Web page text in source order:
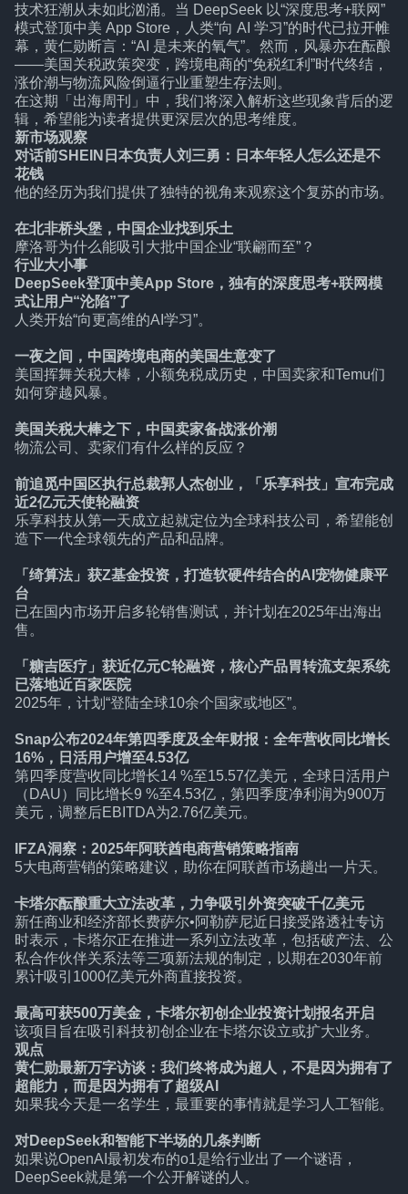
技术狂潮从未如此汹涌。当 DeepSeek 以“深度思考+联网”
模式登顶中美 App Store，人类“向 AI 学习”的时代已拉开帷
幕，黄仁勋断言：“AI 是未来的氧气”。然而，风暴亦在酝酿
——美国关税政策突变，跨境电商的“免税红利”时代终结，
涨价潮与物流风险倒逼行业重塑生存法则。
在这期「出海周刊」中，我们将深入解析这些现象背后的逻
辑，希望能为读者提供更深层次的思考维度。
新市场观察
对话前SHEIN日本负责人刘三勇：日本年轻人怎么还是不
花钱
他的经历为我们提供了独特的视角来观察这个复苏的市场。
在北非桥头堡，中国企业找到乐土
摩洛哥为什么能吸引大批中国企业“联翩而至”？
行业大小事
DeepSeek登顶中美App Store，独有的深度思考+联网模
式让用户“沦陷”了
人类开始“向更高维的AI学习”。
一夜之间，中国跨境电商的美国生意变了
美国挥舞关税大棒，小额免税成历史，中国卖家和Temu们
如何穿越风暴。
美国关税大棒之下，中国卖家备战涨价潮
物流公司、卖家们有什么样的反应？
前追觅中国区执行总裁郭人杰创业，「乐享科技」宣布完成
近2亿元天使轮融资
乐享科技从第一天成立起就定位为全球科技公司，希望能创
造下一代全球领先的产品和品牌。
「绮算法」获Z基金投资，打造软硬件结合的AI宠物健康平
台
已在国内市场开启多轮销售测试，并计划在2025年出海出
售。
「糖吉医疗」获近亿元C轮融资，核心产品胃转流支架系统
已落地近百家医院
2025年，计划“登陆全球10余个国家或地区”。
Snap公布2024年第四季度及全年财报：全年营收同比增长
16%，日活用户增至4.53亿
第四季度营收同比增长14 %至15.57亿美元，全球日活用户
（DAU）同比增长9 %至4.53亿，第四季度净利润为900万
美元，调整后EBITDA为2.76亿美元。
IFZA洞察：2025年阿联酋电商营销策略指南
5大电商营销的策略建议，助你在阿联酋市场趟出一片天。
卡塔尔酝酿重大立法改革，力争吸引外资突破千亿美元
新任商业和经济部长费萨尔•阿勒萨尼近日接受路透社专访
时表示，卡塔尔正在推进一系列立法改革，包括破产法、公
私合作伙伴关系法等三项新法规的制定，以期在2030年前
累计吸引1000亿美元外商直接投资。
最高可获500万美金，卡塔尔初创企业投资计划报名开启
该项目旨在吸引科技初创企业在卡塔尔设立或扩大业务。
观点
黄仁勋最新万字访谈：我们终将成为超人，不是因为拥有了
超能力，而是因为拥有了超级AI
如果我今天是一名学生，最重要的事情就是学习人工智能。
对DeepSeek和智能下半场的几条判断
如果说OpenAI最初发布的o1是给行业出了一个谜语，
DeepSeek就是第一个公开解谜的人。